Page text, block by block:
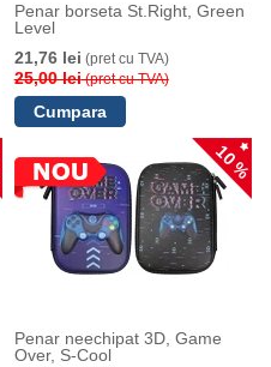
Penar borseta St.Right, Green
Level
21,76 lei (pret cu TVA)
25,00 lei(pret cu TVA)
10 %
Penar neechipat 3D, Game
Over, S-Cool